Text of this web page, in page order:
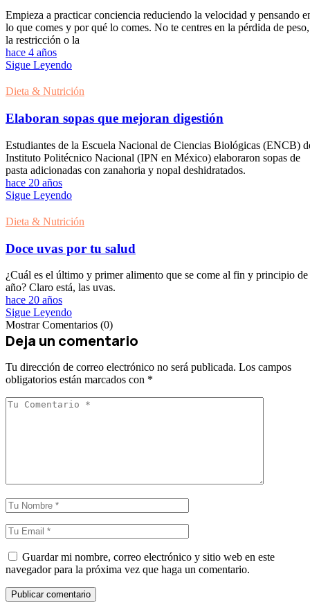
Empieza a practicar conciencia reduciendo la velocidad y pensando
lo que comes y por qué lo comes. No te centres en la pérdida de peso,
la restricción o la
hace 4 años
Sigue Leyendo
Dieta & Nutrición
Elaboran sopas que mejoran digestión
Estudiantes de la Escuela Nacional de Ciencias Biológicas (ENCB)
Instituto Politécnico Nacional (IPN en México) elaboraron sopas de
pasta adicionadas con zanahoria y nopal deshidratados.
hace 20 años
Sigue Leyendo
Dieta & Nutrición
Doce uvas por tu salud
¿Cuál es el último y primer alimento que se come al fin y principio de
año? Claro está, las uvas.
hace 20 años
Sigue Leyendo
Mostrar Comentarios (0)
Deja un comentario
Tu dirección de correo electrónico no será publicada. Los campos
obligatorios están marcados con *
Guardar mi nombre, correo electrónico y sitio web en este
navegador para la próxima vez que haga un comentario.